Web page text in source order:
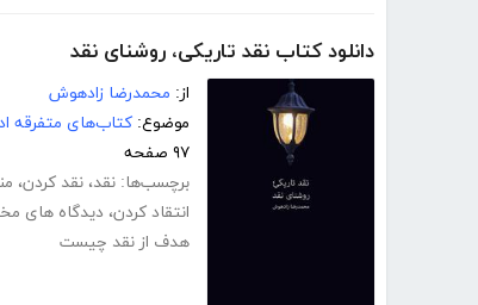
دانلود کتاب نقد تاریکی، روشنای نقد
از: محمدرضا زادهوش
موضوع: کتاب‌های متفرقه
۹۷ صفحه
برچسب‌ها: نقد، نقد کردن،
انتقاد کردن، دیدگاه های
هدف از نقد چیست